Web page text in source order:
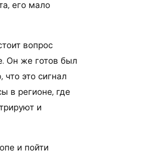
его мало
вопрос
Он же готов был
это сигнал
в регионе, где
и
и пойти